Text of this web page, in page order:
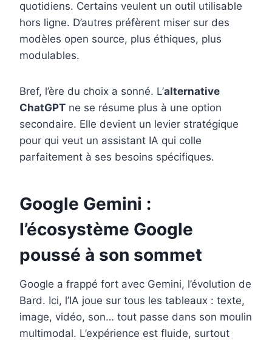
quotidiens. Certains veulent un outil utilisable
hors ligne. D’autres préfèrent miser sur des
modèles open source, plus éthiques, plus
modulables.
Bref, l’ère du choix a sonné. L’alternative
ChatGPT ne se résume plus à une option
secondaire. Elle devient un levier stratégique
pour qui veut un assistant IA qui colle
parfaitement à ses besoins spécifiques.
Google Gemini :
l’écosystème Google
poussé à son sommet
Google a frappé fort avec Gemini, l’évolution de
Bard. Ici, l’IA joue sur tous les tableaux : texte,
image, vidéo, son… tout passe dans son moulin
multimodal. L’expérience est fluide, surtout